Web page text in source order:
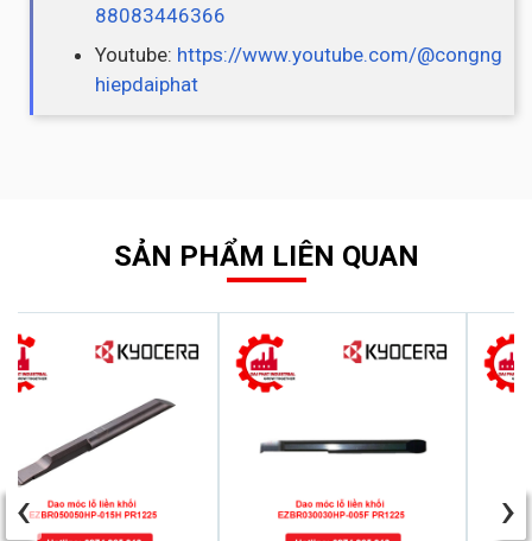
88083446366
Youtube: https://www.youtube.com/@congng
hiepdaiphat
SẢN PHẨM LIÊN QUAN
‹ ›